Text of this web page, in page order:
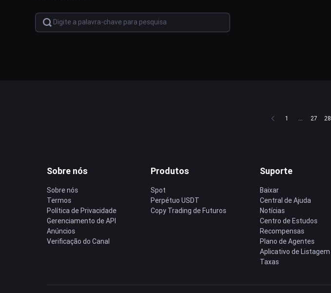
1 ... 27 28
Sobre nós
Sobre nós
Termos
Política de Privacidade
Gerenciamento de API
Anúncios
Verificação do Canal
Produtos
Spot
Perpétuo USDT
Copy Trading de Futuros
Suporte
Baixar
Central de Ajuda
Notícias
Centro de Estudos
Recompensas
Plano de Agentes
Aplicativo de Listagem
Taxas